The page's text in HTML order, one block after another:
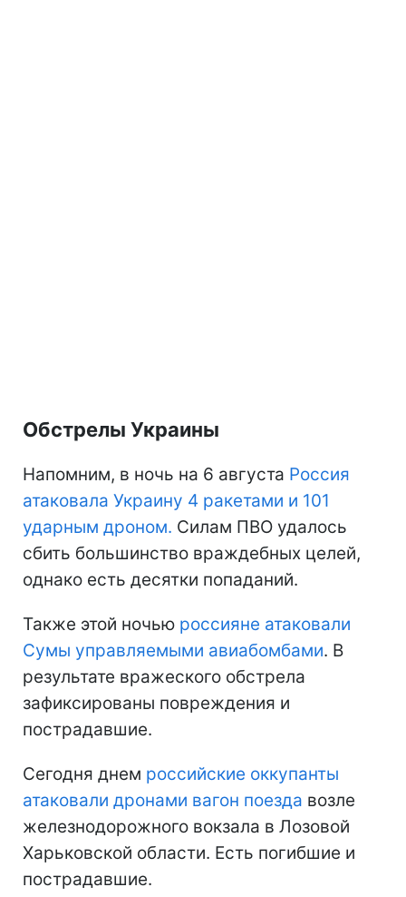
Обстрелы Украины
Напомним, в ночь на 6 августа Россия
атаковала Украину 4 ракетами и 101
ударным дроном. Силам ПВО удалось
сбить большинство враждебных целей,
однако есть десятки попаданий.
Также этой ночью россияне атаковали
Сумы управляемыми авиабомбами. В
результате вражеского обстрела
зафиксированы повреждения и
пострадавшие.
Сегодня днем российские оккупанты
атаковали дронами вагон поезда возле
железнодорожного вокзала в Лозовой
Харьковской области. Есть погибшие и
пострадавшие.